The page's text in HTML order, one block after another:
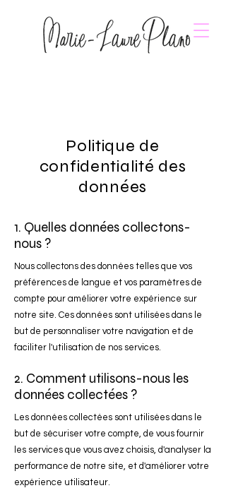
Politique de
confidentialité des
données
1. Quelles données collectons-
nous ?
Nous collectons des données telles que vos
préférences de langue et vos paramètres de
compte pour améliorer votre expérience sur
notre site. Ces données sont utilisées dans le
but de personnaliser votre navigation et de
faciliter l'utilisation de nos services.
2. Comment utilisons-nous les
données collectées ?
Les données collectées sont utilisées dans le
but de sécuriser votre compte, de vous fournir
les services que vous avez choisis, d'analyser la
performance de notre site, et d'améliorer votre
expérience utilisateur.